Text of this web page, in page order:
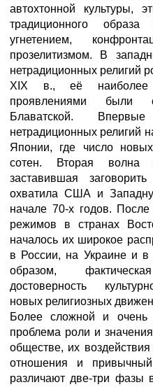
автохтонной культуры,
традиционного
угнетением,
прозелитизмом. В
нетрадиционных религий
XIX в., её наиболее
проявлениями были
Блаватской.
нетрадиционных религий
Японии, где число новых
сотен. Вторая волна
заставившая
охватила США и
начале 70-х годов. После
режимов в странах
началось их широкое
в России, на Украине и в
образом,
достоверность
новых религиозных
Более сложной и очень
проблема роли и
обществе, их
отношения и
различают две-три фазы